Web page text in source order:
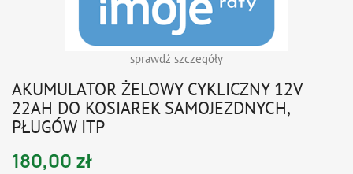
sprawdź szczegóły
AKUMULATOR ŻELOWY CYKLICZNY 12V
22AH DO KOSIAREK SAMOJEZDNYCH,
PŁUGÓW ITP
180,00 zł